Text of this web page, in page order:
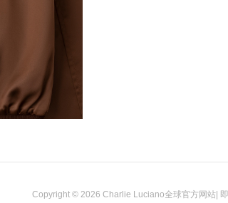
Copyright © 2026 Charlie Luciano全球官方网站|